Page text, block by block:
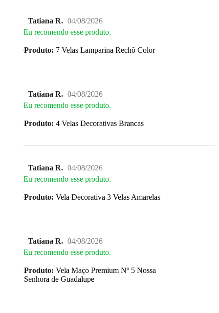
Tatiana R. 04/08/2026
Eu recomendo esse produto.
Produto: 7 Velas Lamparina Rechô Color
Tatiana R. 04/08/2026
Eu recomendo esse produto.
Produto: 4 Velas Decorativas Brancas
Tatiana R. 04/08/2026
Eu recomendo esse produto.
Produto: Vela Decorativa 3 Velas Amarelas
Tatiana R. 04/08/2026
Eu recomendo esse produto.
Produto: Vela Maço Premium Nº 5 Nossa
Senhora de Guadalupe